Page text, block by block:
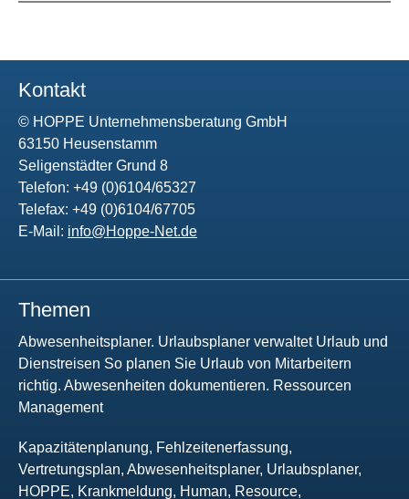
Kontakt
© HOPPE Unternehmensberatung GmbH
63150 Heusenstamm
Seligenstädter Grund 8
Telefon: +49 (0)6104/65327
Telefax: +49 (0)6104/67705
E-Mail: info@Hoppe-Net.de
Themen
Abwesenheitsplaner. Urlaubsplaner verwaltet Urlaub und
Dienstreisen So planen Sie Urlaub von Mitarbeitern
richtig. Abwesenheiten dokumentieren. Ressourcen
Management
Kapazitätenplanung, Fehlzeitenerfassung,
Vertretungsplan, Abwesenheitsplaner, Urlaubsplaner,
HOPPE, Krankmeldung, Human, Resource,